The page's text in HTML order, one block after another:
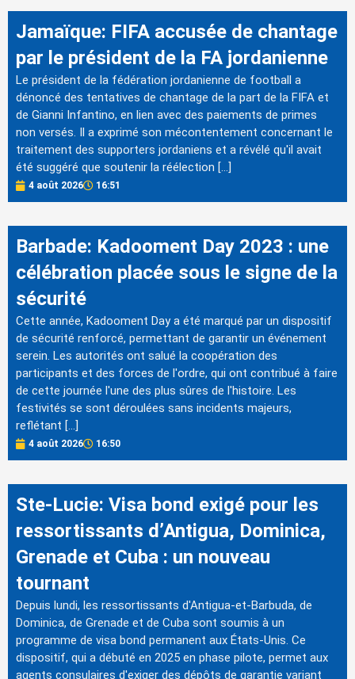
Jamaïque: FIFA accusée de chantage
par le président de la FA jordanienne
Le président de la fédération jordanienne de football a
dénoncé des tentatives de chantage de la part de la FIFA et
de Gianni Infantino, en lien avec des paiements de primes
non versés. Il a exprimé son mécontentement concernant le
traitement des supporters jordaniens et a révélé qu'il avait
été suggéré que soutenir la réélection […]
4 août 2026 16:51
Barbade: Kadooment Day 2023 : une
célébration placée sous le signe de la
sécurité
Cette année, Kadooment Day a été marqué par un dispositif
de sécurité renforcé, permettant de garantir un événement
serein. Les autorités ont salué la coopération des
participants et des forces de l'ordre, qui ont contribué à faire
de cette journée l'une des plus sûres de l'histoire. Les
festivités se sont déroulées sans incidents majeurs,
reflétant […]
4 août 2026 16:50
Ste-Lucie: Visa bond exigé pour les
ressortissants d’Antigua, Dominica,
Grenade et Cuba : un nouveau
tournant
Depuis lundi, les ressortissants d'Antigua-et-Barbuda, de
Dominica, de Grenade et de Cuba sont soumis à un
programme de visa bond permanent aux États-Unis. Ce
dispositif, qui a débuté en 2025 en phase pilote, permet aux
agents consulaires d'exiger des dépôts de garantie variant